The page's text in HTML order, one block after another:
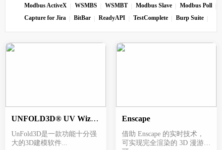
Modbus ActiveX
WSMBS WSMBT Modbus Slave
Modbus Poll
Capture for Jira
BitBar ReadyAPI TestComplete Burp Suite
UNFOLD3D® UV Wizard® 2019
UnFold3D是一款功能十分强
大的3D建模软件...
Enscape
借助 Enscape 的实时技术，
可实现完全渲染的 3D 漫游，